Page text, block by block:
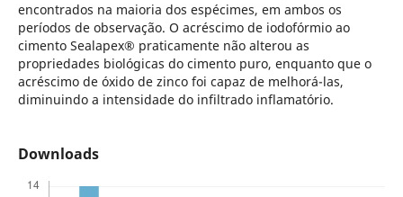
encontrados na maioria dos espécimes, em ambos os
períodos de observação. O acréscimo de iodofórmio ao
cimento Sealapex® praticamente não alterou as
propriedades biológicas do cimento puro, enquanto que o
acréscimo de óxido de zinco foi capaz de melhorá-las,
diminuindo a intensidade do infiltrado inflamatório.
Downloads